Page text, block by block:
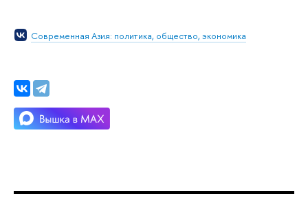
Современная Азия: политика, общество, экономика